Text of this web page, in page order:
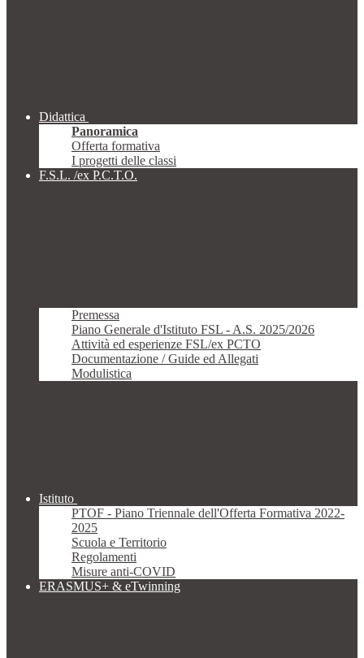
Didattica
Panoramica
Offerta formativa
I progetti delle classi
F.S.L. /ex P.C.T.O.
Premessa
Piano Generale d'Istituto FSL - A.S. 2025/2026
Attività ed esperienze FSL/ex PCTO
Documentazione / Guide ed Allegati
Modulistica
Istituto
PTOF - Piano Triennale dell'Offerta Formativa 2022-
2025
Scuola e Territorio
Regolamenti
Misure anti-COVID
ERASMUS+ & eTwinning